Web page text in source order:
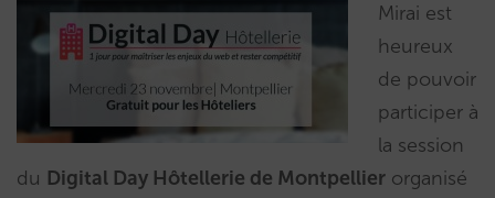
Mirai est
heureux
de pouvoir
participer à
la session
du Digital Day Hôtellerie de Montpellier organisé